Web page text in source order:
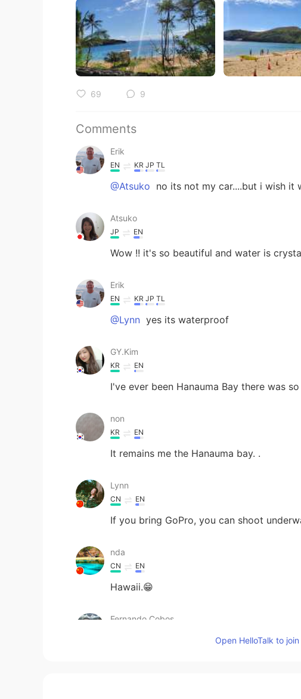
69 9
Comments
Erik
EN KR JP TL
@Atsuko no its not my car....but i wish it
Atsuko
JP EN
Wow !! it's so beautiful and water is
Erik
EN KR JP TL
@Lynn yes its waterproof
GY.Kim
KR EN
I've ever been Hanauma Bay there was
non
KR EN
It remains me the Hanauma bay. .
Lynn
CN EN
If you bring GoPro, you can shoot
nda
CN EN
Hawaii.😁
Fernando Cobos
Open HelloTalk to